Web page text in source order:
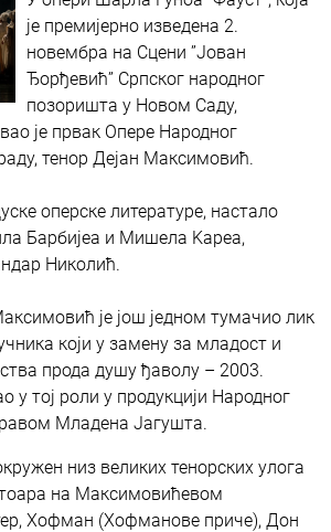
је премијерно изведена 2.
новембра на Сцени ”Јован
Ђорђевић” Српског народног
позоришта у Новом Саду,
је првак Опере Народног
тенор Дејан Максимовић.
оперске литературе, настало
Барбијеа и Мишела Kареа,
Николић.
је још једном тумачио лик
који у замену за младост и
прода душу ђаволу – 2003.
у тој роли у продукцији Народног
Младена Јагушта.
низ великих тенорских улога
на Максимовићевом
Хофман (Хофманове приче), Дон